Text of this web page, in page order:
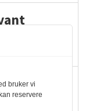
bruker vi
reservere